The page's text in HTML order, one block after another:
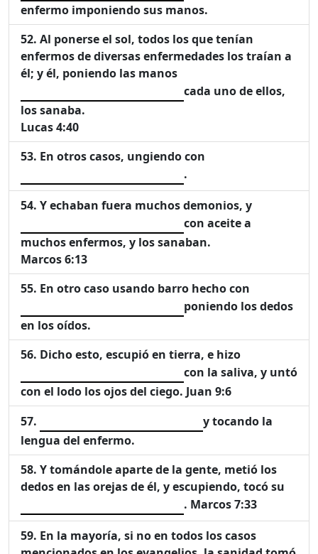
enfermo imponiendo sus manos.
Al ponerse el sol, todos los que tenían
enfermos de diversas enfermedades los traían a
él; y él, poniendo las manos
cada uno de ellos,
los sanaba.
Lucas 4:40
En otros casos, ungiendo con
.
Y echaban fuera muchos demonios, y
con aceite a
muchos enfermos, y los sanaban.
Marcos 6:13
En otro caso usando barro hecho con
poniendo los dedos
en los oídos.
Dicho esto, escupió en tierra, e hizo
con la saliva, y untó
con el lodo los ojos del ciego. Juan 9:6
y tocando la
lengua del enfermo.
Y tomándole aparte de la gente, metió los
dedos en las orejas de él, y escupiendo, tocó su
. Marcos 7:33
En la mayoría, si no en todos los casos